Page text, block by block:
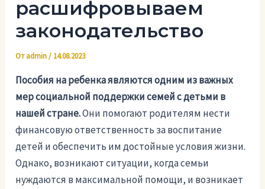
расшифровываем
законодательство
Отadmin/ 14.08.2023
Пособия на ребенка являются одним из важных
мер социальной поддержки семей с детьми в
нашей стране.Они помогают родителям нести
финансовую ответственность за воспитание
детей и обеспечить им достойные условия жизни.
Однако, возникают ситуации, когда семьи
нуждаются в максимальной помощи, и возникает